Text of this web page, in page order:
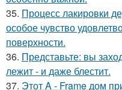
35. Процесс лакировки
особое чувство
поверхности.
36. Представьте: вы
лежит - и даже блестит.
37. Этот A - Frame дом